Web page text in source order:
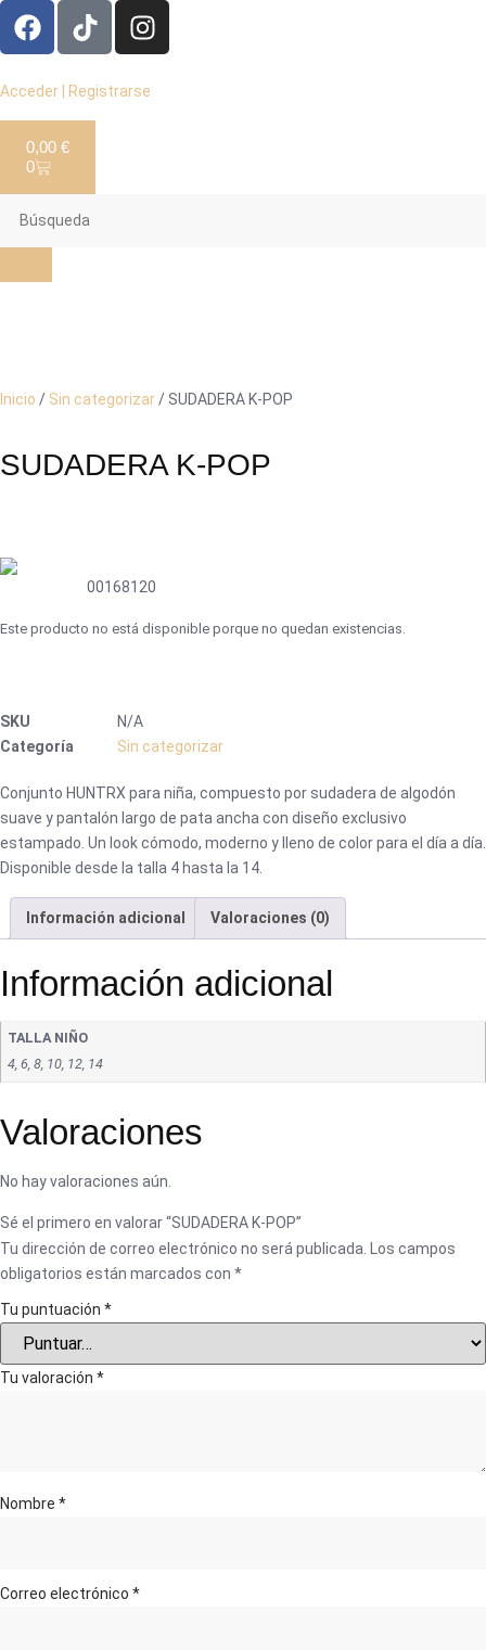
Acceder | Registrarse
0,00 €
0
Inicio / Sin categorizar/ SUDADERA K-POP
SUDADERA K-POP
00168120
Este producto no está disponible porque no quedan existencias.
SKU
N/A
Categoría
Sin categorizar
Conjunto HUNTRX para niña, compuesto por sudadera de algodón
suave y pantalón largo de pata ancha con diseño exclusivo
estampado. Un look cómodo, moderno y lleno de color para el día a día.
Disponible desde la talla 4 hasta la 14.
Información adicional Valoraciones (0)
Información adicional
TALLA NIÑO
4, 6, 8, 10, 12, 14
Valoraciones
No hay valoraciones aún.
Sé el primero en valorar “SUDADERA K-POP”
Tu dirección de correo electrónico no será publicada.
Los campos
obligatorios están marcados con *
Tu puntuación *
Tu valoración *
Nombre *
Correo electrónico *